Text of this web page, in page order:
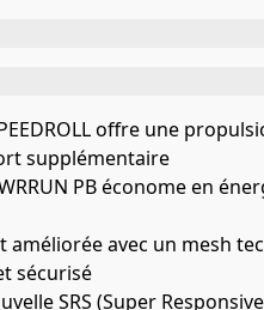
offre une
supplémentaire
PB économe en
améliorée avec un mesh
sécurisé
SRS (Super